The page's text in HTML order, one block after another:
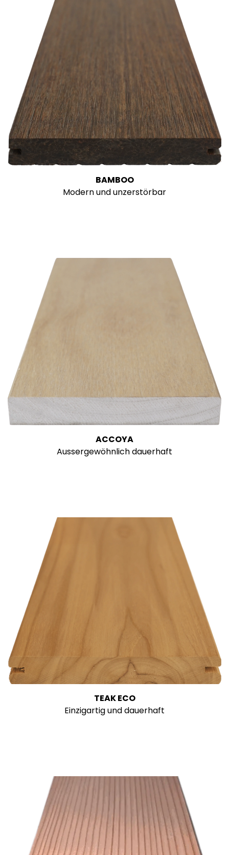
BAMBOO
Modern und unzerstörbar
ACCOYA
Aussergewöhnlich dauerhaft
TEAK ECO
Einzigartig und dauerhaft